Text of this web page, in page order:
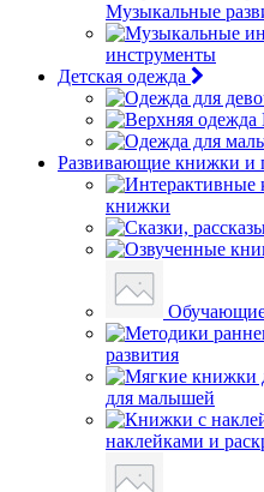
Музыкальные
инструменты
Детская одежда
Развивающие книжки и
книжки
развития
для малышей
наклейками и